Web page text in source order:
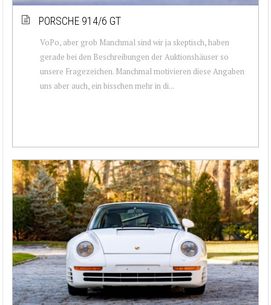
PORSCHE 914/6 GT
VoPo, aber grob Manchmal sind wir ja skeptisch, haben
gerade bei den Beschreibungen der Auktionshäuser so
unsere Fragezeichen. Manchmal motivieren diese Angaben
uns aber auch, ein bisschen mehr in di...